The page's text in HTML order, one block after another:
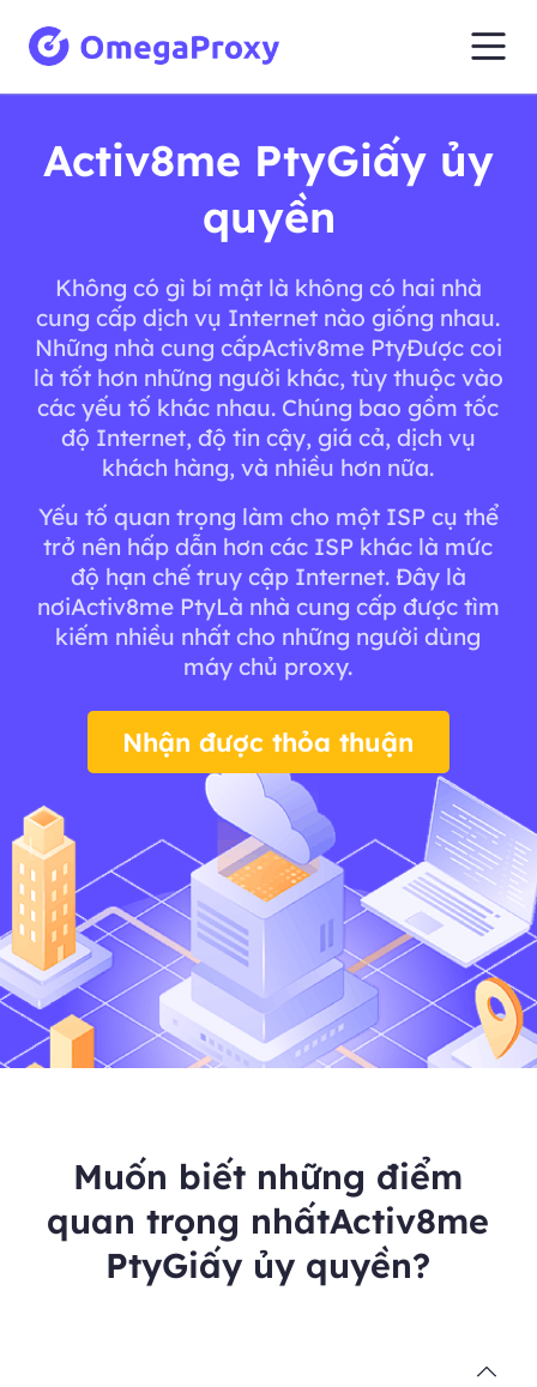
Activ8me PtyGiấy ủy
quyền
Không có gì bí mật là không có hai nhà
cung cấp dịch vụ Internet nào giống nhau.
Những nhà cung cấpActiv8me PtyĐược coi
là tốt hơn những người khác, tùy thuộc vào
các yếu tố khác nhau. Chúng bao gồm tốc
độ Internet, độ tin cậy, giá cả, dịch vụ
khách hàng, và nhiều hơn nữa.
Yếu tố quan trọng làm cho một ISP cụ thể
trở nên hấp dẫn hơn các ISP khác là mức
độ hạn chế truy cập Internet. Đây là
nơiActiv8me PtyLà nhà cung cấp được tìm
kiếm nhiều nhất cho những người dùng
máy chủ proxy.
Nhận được thỏa thuận
Muốn biết những điểm
quan trọng nhấtActiv8me
PtyGiấy ủy quyền?